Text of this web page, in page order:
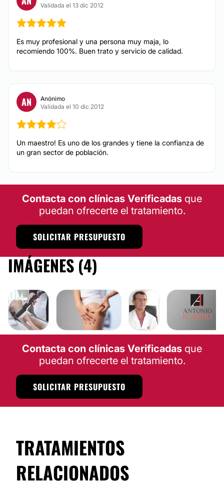
Validada el 13 dic 2012
Es muy profesional y una persona muy maja, lo
recomiendo 100%. Buen trato y servicio de calidad.
AN
Anónimo
Validada el 10 dic 2012
Un maestro! Es uno de los grandes y tiene la confianza de
un gran sector de población.
Contacta con clínicas Verificadas que
puedan ofrecerte el tratamiento.
SOLICITAR PRESUPUESTO
IMÁGENES (4)
Contacta con clínicas Verificadas que
puedan ofrecerte el tratamiento.
SOLICITAR PRESUPUESTO
TRATAMIENTOS
RELACIONADOS